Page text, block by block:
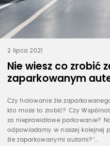
2 lipca 2021
Nie wiesz co zrobić
zaparkowanym
Czy holowanie źle
kto może to zrobić? Czy
za nieprawidłowe parkowanie?
odpowiadamy w naszej kolejnej
źle zaparkowanymi autami?"...